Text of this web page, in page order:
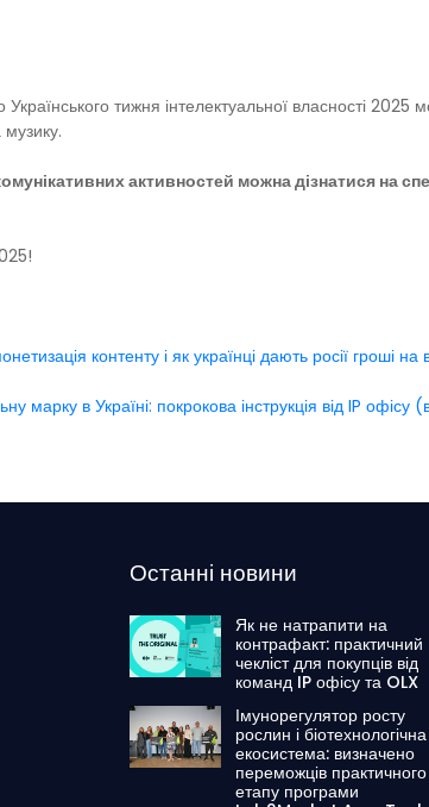
тижня інтелектуальної власності
активностей можна дізнатися на
контенту і як українці дають росії гроші на
марку в Україні: покрокова інструкція від IP офісу
Останні новини
Як не натрапити на
контрафакт: практичний
чекліст для покупців від
команд IP офісу та OLX
Імунорегулятор росту
рослин і біотехнологічна
екосистема: визначено
переможців практичного
етапу програми